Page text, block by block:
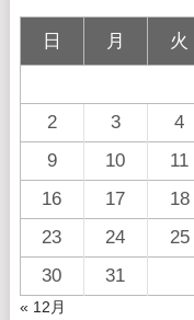
日 月 火
2
3 4
9
10 11
16
17 18
23
24 25
30
31
« 12月